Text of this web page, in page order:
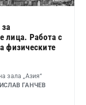
лица. Работа с
физическите
зала „Азия“
ГАНЧЕВ